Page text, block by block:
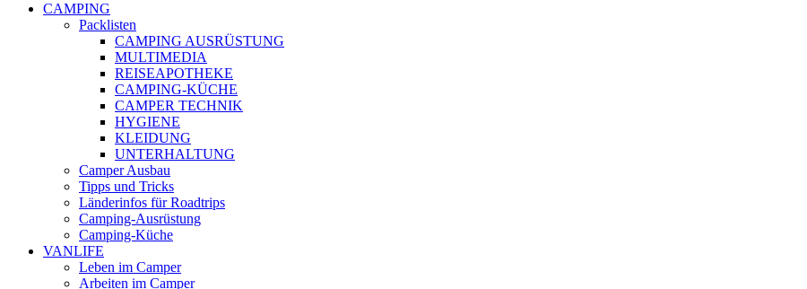
CAMPING
Packlisten
CAMPING AUSRÜSTUNG
MULTIMEDIA
REISEAPOTHEKE
CAMPING-KÜCHE
CAMPER TECHNIK
HYGIENE
KLEIDUNG
UNTERHALTUNG
Camper Ausbau
Tipps und Tricks
Länderinfos für Roadtrips
Camping-Ausrüstung
Camping-Küche
VANLIFE
Leben im Camper
Arbeiten im Camper